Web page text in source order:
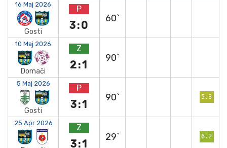
16 Maj 2026
Gosti
P
3:0
60`
10 Maj 2026
Domači
Z
2:1
90`
5 Maj 2026
Gosti
P
3:1
90` 5.3
25 Apr 2026 Z
3:1
29` 6.2